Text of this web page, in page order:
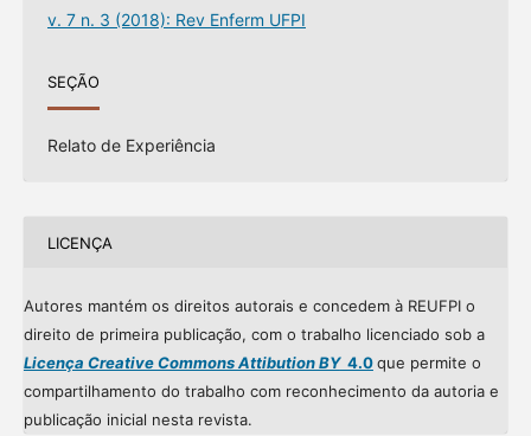
v. 7 n. 3 (2018): Rev Enferm UFPI
SEÇÃO
Relato de Experiência
LICENÇA
Autores mantém os direitos autorais e concedem à REUFPI o
direito de primeira publicação, com o trabalho licenciado sob a
Licença Creative Commons Attibution BY4.0que permite o
compartilhamento do trabalho com reconhecimento da autoria e
publicação inicial nesta revista.